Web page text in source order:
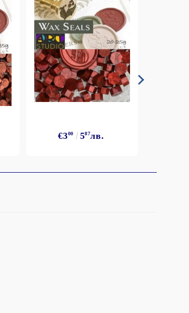
Шаблони за релеф и оцветяване с
мастила
Инструменти за релеф
Папки за релеф и ембос плочи
€300 587лв.